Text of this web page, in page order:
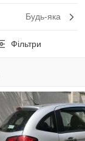
Будь-яка
Фільтри